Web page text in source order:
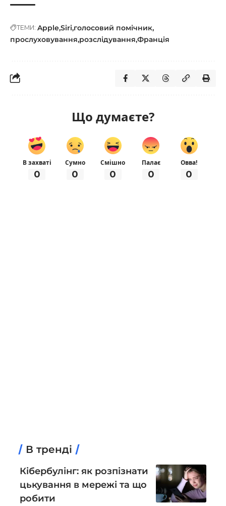
ТЕМИ: AppleSiri голосовий помічник
прослуховування розслідування Франція
Що думаєте?
В захваті
0
Сумно
0
Смішно
0
Палає
0
Овва!
0
В тренді
Кібербулінг: як розпізнати
цькування в мережі та що
робити